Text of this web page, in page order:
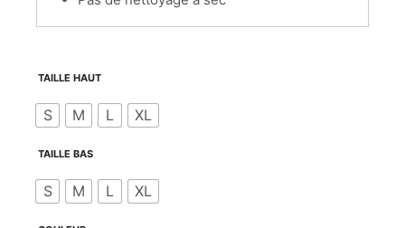
TAILLE HAUT
S M L XL
TAILLE BAS
S M L XL